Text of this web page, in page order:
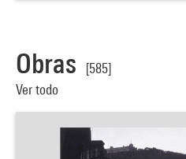
Obras
[585]
Ver todo